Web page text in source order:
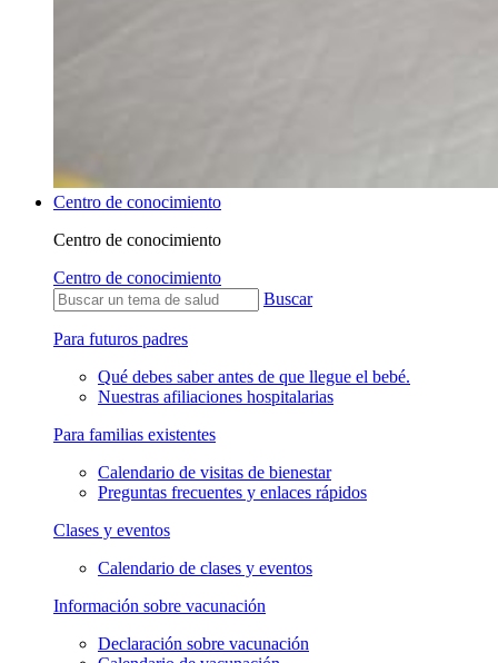
Centro de conocimiento
Centro de conocimiento
Centro de conocimiento
Buscar
Para futuros padres
Qué debes saber antes de que llegue el bebé.
Nuestras afiliaciones hospitalarias
Para familias existentes
Calendario de visitas de bienestar
Preguntas frecuentes y enlaces rápidos
Clases y eventos
Calendario de clases y eventos
Información sobre vacunación
Declaración sobre vacunación